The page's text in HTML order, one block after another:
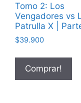
Tomo 2: Los
Vengadores vs
Patrulla X |
$39.900
Comprar!